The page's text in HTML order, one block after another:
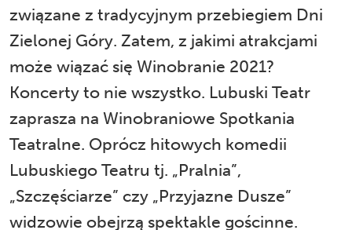
związane z tradycyjnym przebiegiem Dni
Zielonej Góry. Zatem, z jakimi atrakcjami
może wiązać się Winobranie 2021?
Koncerty to nie wszystko. Lubuski Teatr
zaprasza na Winobraniowe Spotkania
Teatralne. Oprócz hitowych komedii
Lubuskiego Teatru tj. „Pralnia”,
„Szczęściarze” czy „Przyjazne Dusze”
widzowie obejrzą spektakle gościnne.